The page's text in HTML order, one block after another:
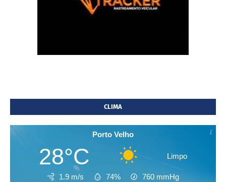
CLIMA
Porto Velho
28°C Limpo
1.9 m/s 74% 760 mmHg